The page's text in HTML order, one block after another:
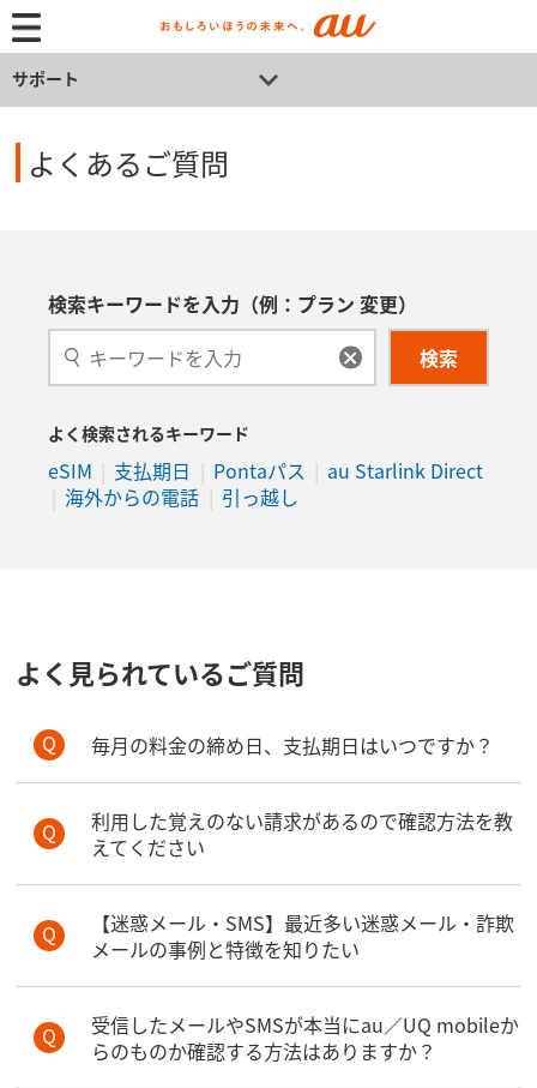
サポート
よくあるご質問
検索キーワードを入力（例：プラン 変更）
検索
よく検索されるキーワード
eSIM 支払期日 Pontaパス
au Starlink Direct
海外からの電話
引っ越し
よく見られているご質問
毎月の料金の締め日、支払期日はいつですか？
利用した覚えのない請求があるので確認方法を教
えてください
【迷惑メール・SMS】最近多い迷惑メール・詐欺
メールの事例と特徴を知りたい
受信したメールやSMSが本当にau／UQ mobileか
らのものか確認する方法はありますか？